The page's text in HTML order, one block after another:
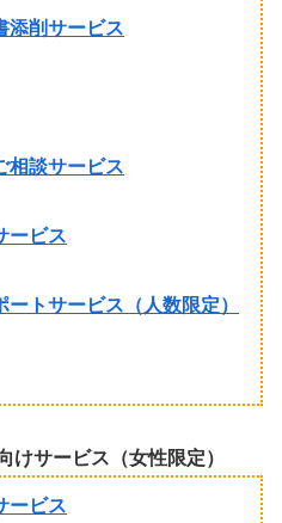
添削サービス
相談サービス
ービス
トサービス（人数限定）
けサービス（女性限定）
ービス